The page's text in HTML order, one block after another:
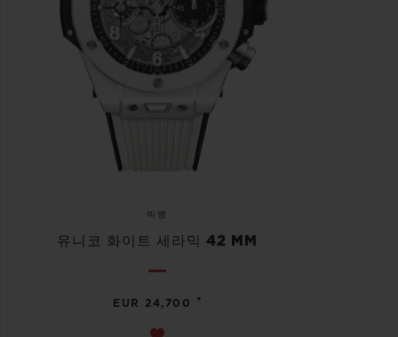
빅뱅
유니코 화이트 세라믹 42 MM
EUR 24,700 •